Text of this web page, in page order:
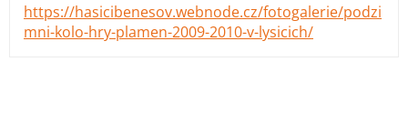
https://hasicibenesov.webnode.cz/fotogalerie/podzi
mni-kolo-hry-plamen-2009-2010-v-lysicich/